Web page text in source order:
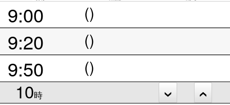
9:00 ()
9:20 ()
9:50 ()
10時